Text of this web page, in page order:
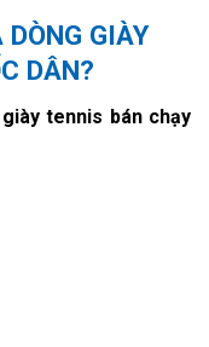
GIÀY
DÂN?
giày tennis bán chạy